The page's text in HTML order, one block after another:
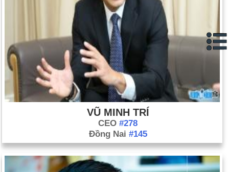
VŨ MINH TRÍ
CEO #278
Đồng Nai #145